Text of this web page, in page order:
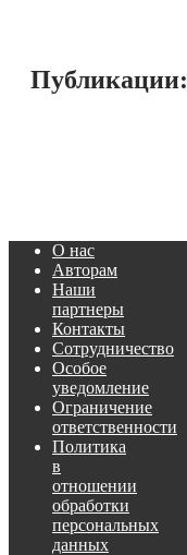
Публикации:
О нас
Авторам
Наши
партнеры
Контакты
Сотрудничество
Особое
уведомление
Ограничение
ответственности
Политика
в
отношении
обработки
персональных
данных